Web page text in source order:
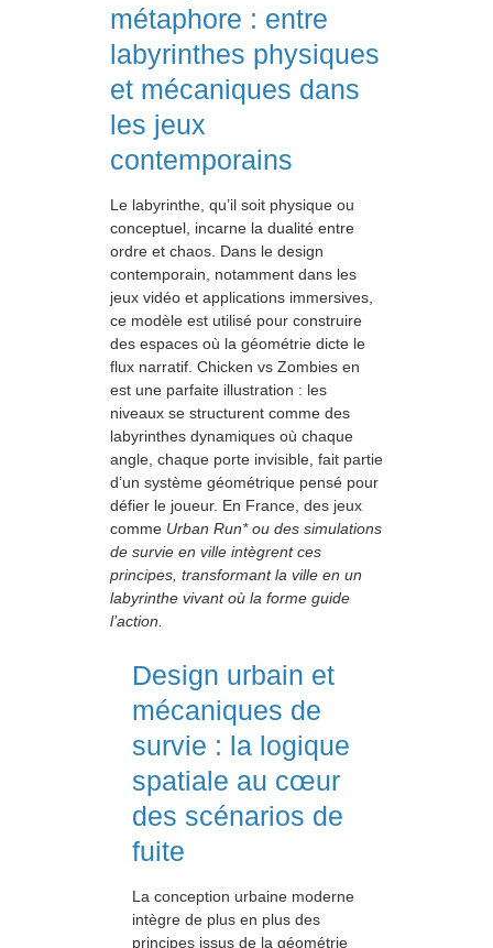
métaphore : entre
labyrinthes physiques
et mécaniques dans
les jeux
contemporains
Le labyrinthe, qu’il soit physique ou
conceptuel, incarne la dualité entre
ordre et chaos. Dans le design
contemporain, notamment dans les
jeux vidéo et applications immersives,
ce modèle est utilisé pour construire
des espaces où la géométrie dicte le
flux narratif. Chicken vs Zombies en
est une parfaite illustration : les
niveaux se structurent comme des
labyrinthes dynamiques où chaque
angle, chaque porte invisible, fait partie
d’un système géométrique pensé pour
défier le joueur. En France, des jeux
comme Urban Run* ou des simulations
de survie en ville intègrent ces
principes, transformant la ville en un
labyrinthe vivant où la forme guide
l’action.
Design urbain et
mécaniques de
survie : la logique
spatiale au cœur
des scénarios de
fuite
La conception urbaine moderne
intègre de plus en plus des
principes issus de la géométrie